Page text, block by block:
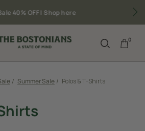
για παραγγελίες άνω των 50€
0
/ Summer Sale / Polos & T-Shirts